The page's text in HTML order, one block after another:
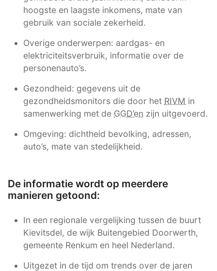
hoogste en laagste inkomens, mate van
gebruik van sociale zekerheid.
Overige onderwerpen: aardgas- en
elektriciteitsverbruik, informatie over de
personenauto’s.
Gezondheid: gegevens uit de
gezondheidsmonitors die door het RIVM in
samenwerking met de GGD’en zijn uitgevoerd.
Omgeving: dichtheid bevolking, adressen,
auto’s, mate van stedelijkheid.
De informatie wordt op meerdere
manieren getoond:
In een regionale vergelijking tussen de buurt
Kievitsdel, de wijk Buitengebied Doorwerth,
gemeente Renkum en heel Nederland.
Uitgezet in de tijd om trends over de jaren